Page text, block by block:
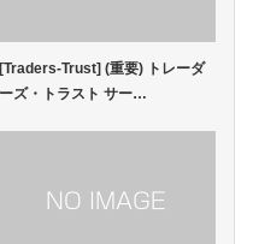
[Traders-Trust] (重要) トレーダ
ーズ・トラスト サー…